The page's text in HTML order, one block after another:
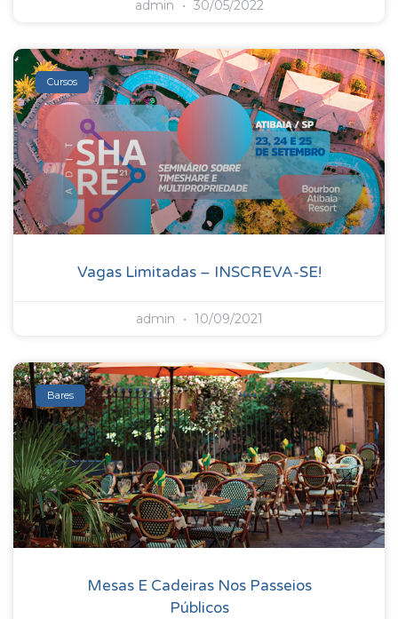
admin 30/05/2022
Cursos
Vagas Limitadas – INSCREVA-SE!
admin 10/09/2021
Bares
Mesas E Cadeiras Nos Passeios
Públicos